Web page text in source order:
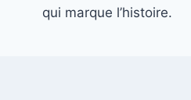
qui marque l’histoire.